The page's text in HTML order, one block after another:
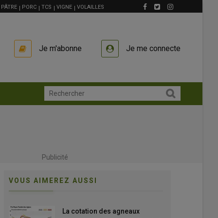
PÂTRE PORC TCS VIGNE VOLAILLES
Je m'abonne Je me connecte
Publicité
VOUS AIMEREZ AUSSI
La cotation des agneaux